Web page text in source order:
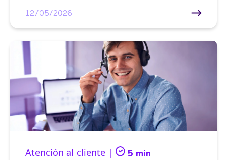
12/05/2026
Atención al cliente | 5 min